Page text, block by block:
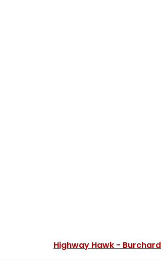
Highway Hawk - Burchard